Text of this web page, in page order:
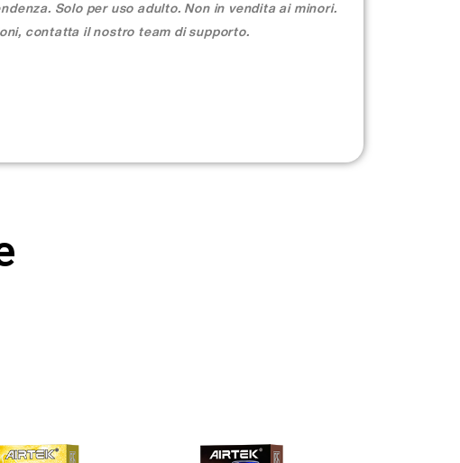
Solo per uso adulto. Non in vendita ai minori.
contatta il nostro team di supporto.